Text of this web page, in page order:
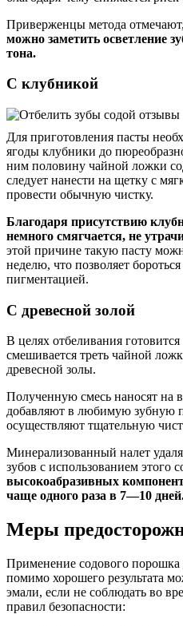
Приверженцы метода отмечают,
можно заметить осветление
тона.
С клубникой
Для приготовления пасты
ягоды клубники до
ним половину чайной ложки
следует нанести на щетку с
провести обычную чистку.
Благодаря присутствию
немного смягчается, не
этой причине такую пасту
неделю, что позволяет
пигментацией.
С древесной золой
В целях отбеливания
смешивается треть чайной
древесной золы.
Полученную смесь наносят на
добавляют в любимую зубную
осуществляют тщательную
Минерализованный налет
зубов с использованием этого
высокоабразивных
чаще одного раза в 7—10
Меры
Применение содового порошка
помимо хорошего результата
эмали, если не соблюдать во
правил безопасности: